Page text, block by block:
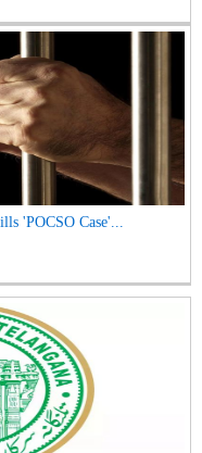
'POCSO Case'...